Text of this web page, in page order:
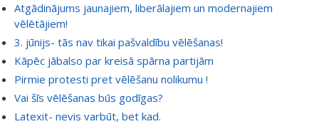
Atgādinājums jaunajiem, liberālajiem un modernajiem
vēlētājiem!
3. jūnijs- tās nav tikai pašvaldību vēlēšanas!
Kāpēc jābalso par kreisā spārna partijām
Pirmie protesti pret vēlēšanu nolikumu !
Vai šīs vēlēšanas būs godīgas?
Latexit- nevis varbūt, bet kad.